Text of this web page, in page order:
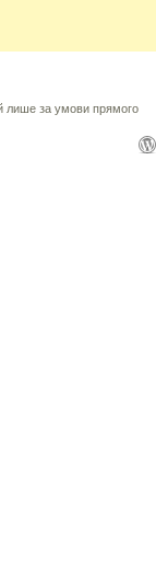
лише за умови прямого